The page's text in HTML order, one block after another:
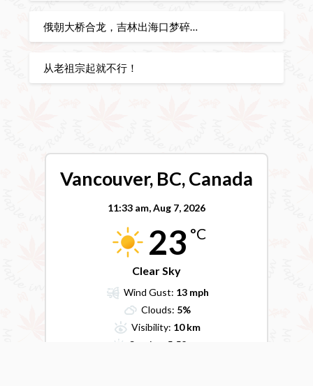
俄朝大桥合龙，吉林出海口梦碎…
从老祖宗起就不行！
Vancouver, BC, Canada
11:33 am,Aug 7, 2026
23 °C
Clear Sky
Wind Gust: 13 mph
Clouds: 5%
Visibility: 10 km
Sunrise:
5:52 am